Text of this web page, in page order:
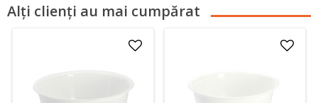
Alți clienți au mai cumpărat